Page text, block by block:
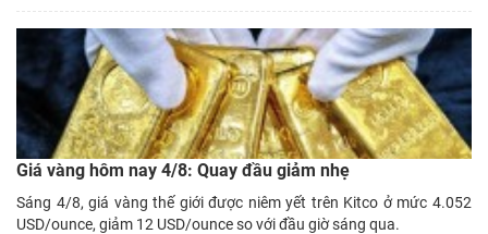
Giá vàng hôm nay 4/8: Quay đầu giảm nhẹ
Sáng 4/8, giá vàng thế giới được niêm yết trên Kitco ở mức 4.052
USD/ounce, giảm 12 USD/ounce so với đầu giờ sáng qua.